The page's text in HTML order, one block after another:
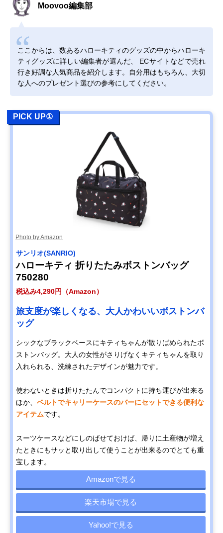
Moovoo編集部
ここからは、数あるハローキティのグッズの中からハローキ
ティグッズに詳しい編集者が選んだ、 ECサイトなどで売れ
行き好調な人気商品を紹介します。自分用はもちろん、大切
な人へのプレゼント選びの参考にしてください。
PICK UP①
Photo by Amazon
サンリオ(SANRIO)
ハローキティ 折りたたみボストンバッグ
750280
税込み4,290円（Amazon）
旅支度が楽しくなる、大人かわいいボストンバ
ッグ
シックなブラックベースにキティちゃんが散りばめられたボ
ストンバッグ。大人の女性がさりげなくキティちゃんを取り
入れられる、洗練されたデザインが魅力です。
使わないときは折りたたんでコンパクトに持ち運びが出来る
ほか、 ベルトでキャリーケースのバーにセットできる便利な
アイテムです。
スーツケースなどにしのばせておけば、帰りに土産物が増え
たときにもサッと取り出して使うことが出来るのでとても重
宝します。
Amazonで見る
楽天市場で見る
Yahoo!で見る